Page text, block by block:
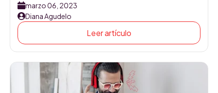
marzo 06, 2023
Diana Agudelo
Leer artículo